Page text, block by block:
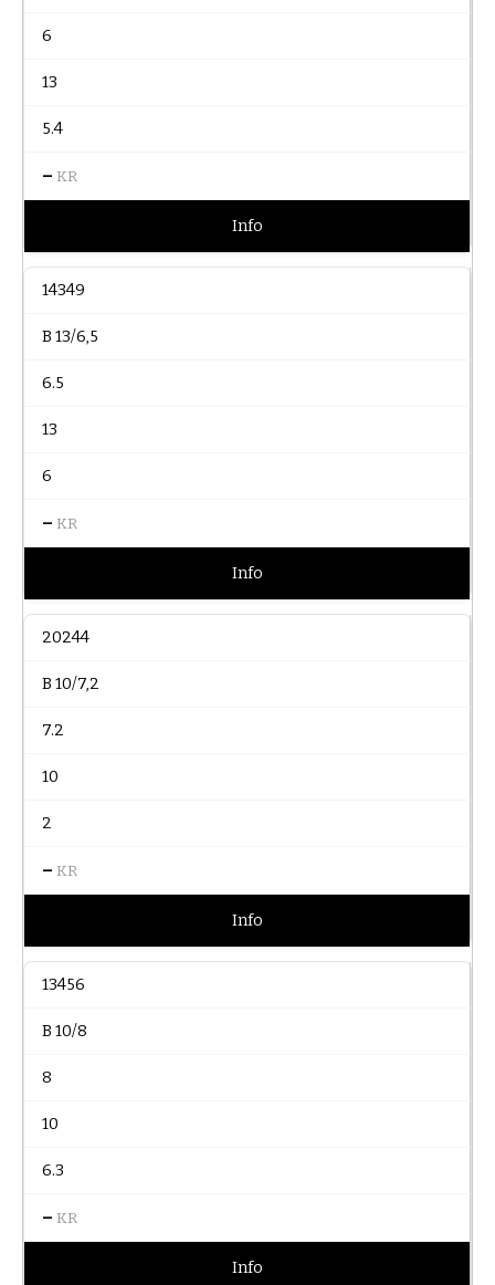
6
13
5.4
– KR
Info
14349
B 13/6,5
6.5
13
6
– KR
Info
20244
B 10/7,2
7.2
10
2
– KR
Info
13456
B 10/8
8
10
6.3
– KR
Info